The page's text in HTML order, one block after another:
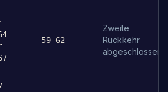
–
59–62
Zweite
Rückkehr
abgeschlossen